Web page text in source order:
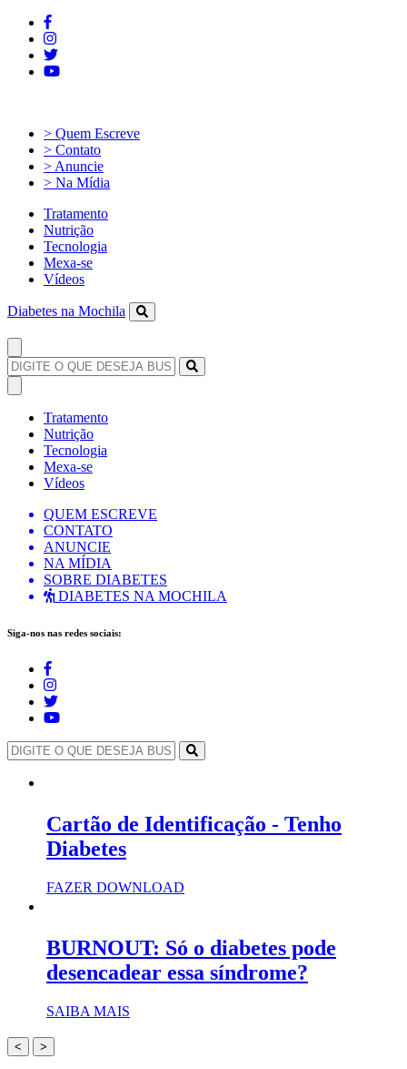
> Quem Escreve
> Contato
> Anuncie
> Na Mídia
Tratamento
Nutrição
Tecnologia
Mexa-se
Vídeos
Diabetes na Mochila
Tratamento
Nutrição
Tecnologia
Mexa-se
Vídeos
QUEM ESCREVE
CONTATO
ANUNCIE
NA MÍDIA
SOBRE DIABETES
DIABETES NA MOCHILA
Siga-nos nas redes sociais:
Cartão de Identificação - Tenho
Diabetes
FAZER DOWNLOAD
BURNOUT: Só o diabetes pode
desencadear essa síndrome?
SAIBA MAIS
< >